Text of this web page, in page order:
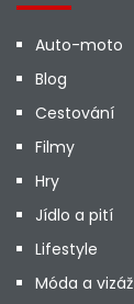
Auto-moto
Blog
Cestování
Filmy
Hry
Jídlo a pití
Lifestyle
Móda a vizáž